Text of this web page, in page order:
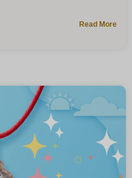
Read More